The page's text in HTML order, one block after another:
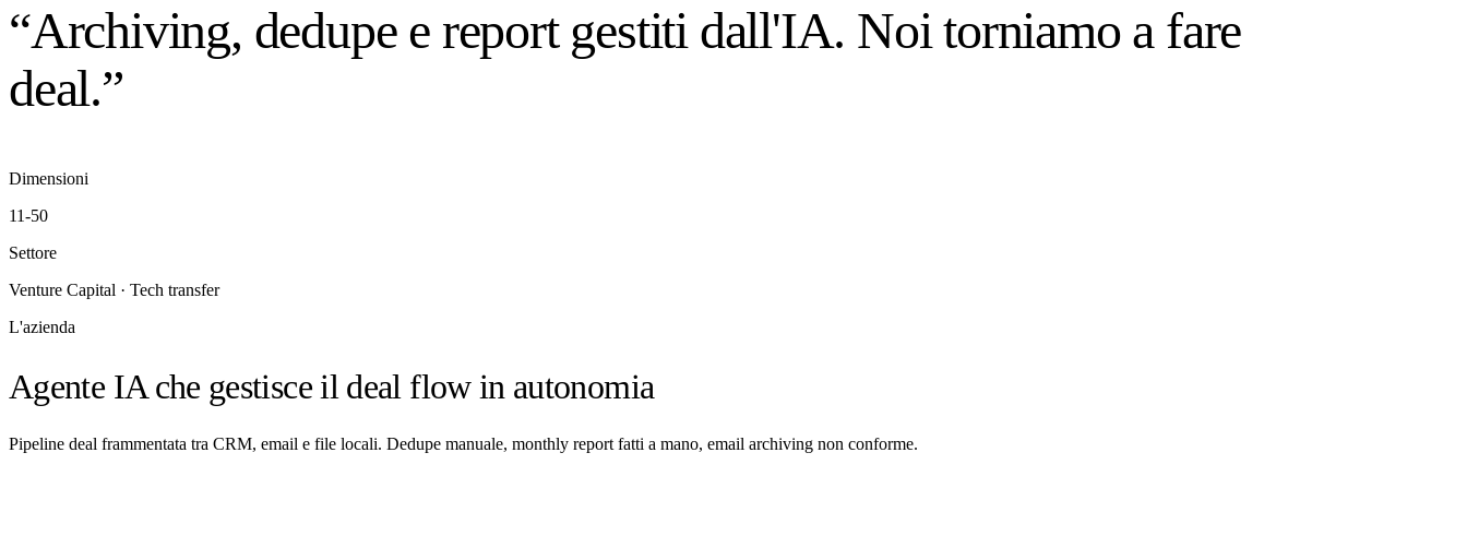
“Archiving, dedupe e report gestiti dall'IA. Noi torniamo a fare
deal.”
Dimensioni
11-50
Settore
Venture Capital · Tech transfer
L'azienda
Agente IA che gestisce il deal flow in autonomia
Pipeline deal frammentata tra CRM, email e file locali. Dedupe manuale, monthly report fatti a mano, email archiving non conforme.